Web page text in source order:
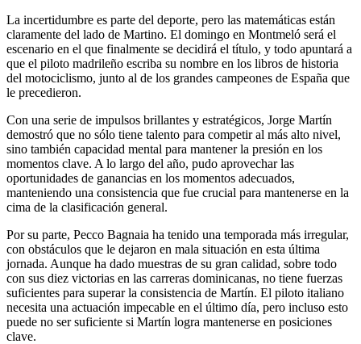
La incertidumbre es parte del deporte, pero las matemáticas están
claramente del lado de Martino. El domingo en Montmeló será el
escenario en el que finalmente se decidirá el título, y todo apuntará a
que el piloto madrileño escriba su nombre en los libros de historia
del motociclismo, junto al de los grandes campeones de España que
le precedieron.
Con una serie de impulsos brillantes y estratégicos, Jorge Martín
demostró que no sólo tiene talento para competir al más alto nivel,
sino también capacidad mental para mantener la presión en los
momentos clave. A lo largo del año, pudo aprovechar las
oportunidades de ganancias en los momentos adecuados,
manteniendo una consistencia que fue crucial para mantenerse en la
cima de la clasificación general.
Por su parte, Pecco Bagnaia ha tenido una temporada más irregular,
con obstáculos que le dejaron en mala situación en esta última
jornada. Aunque ha dado muestras de su gran calidad, sobre todo
con sus diez victorias en las carreras dominicanas, no tiene fuerzas
suficientes para superar la consistencia de Martín. El piloto italiano
necesita una actuación impecable en el último día, pero incluso esto
puede no ser suficiente si Martín logra mantenerse en posiciones
clave.